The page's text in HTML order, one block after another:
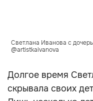
Светлана Иванова с
@artistkaivanova
Долгое время
скрывала своих